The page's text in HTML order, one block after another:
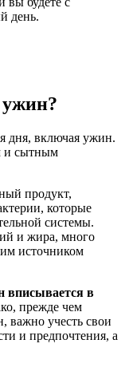
день.
дня, включая ужин.
и сытным
продукт,
которые
системы.
и жира, много
источником
вписывается в
прежде чем
важно учесть свои
и предпочтения, а